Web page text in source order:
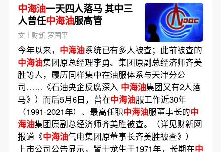
中海油一天四人落马 其中三
人曾任中海油服高管
文｜财新 罗国平
今年以来， 中海油系统已有多人被查；此前被查的
中海油集团原总经理李勇、集团原副总经济师齐美
胜等人，履历同样集中在油服体系与天津分公
司……《石油央企反腐深入 中海油集团又有2人落
马》）而后5月6日，曾在中海油服工作近30年
（1991-2021年）、最高任职中海油服董事长的中
海油集团原副总经济师齐美胜被查。（详见财新网
报道《中海油气电集团原董事长齐美胜被查》）
上市公司公告显示，訾士龙生于1971年，长期在中